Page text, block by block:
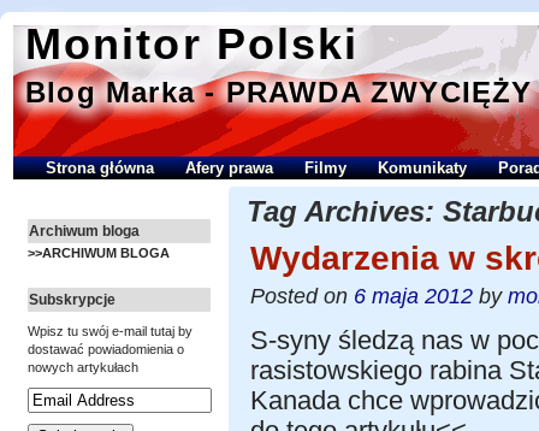
Monitor Polski
Blog Marka - PRAWDA ZWYCIĘŻY
Strona główna Afery prawa Filmy Komunikaty
Archiwum bloga
>>ARCHIWUM BLOGA
Subskrypcje
Wpisz tu swój e-mail tutaj by
dostawać powiadomienia o
nowych artykułach
Tag Archives:
Wydarzenia w
Posted on 6 maja 2012 by
S-syny śledzą nas w
rasistowskiego rabina
Kanada chce